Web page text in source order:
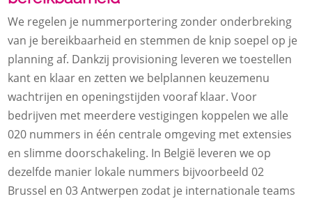
We regelen je nummerportering zonder onderbreking
van je bereikbaarheid en stemmen de knip soepel op je
planning af.​ Dankzij provisioning leveren we toestellen
kant en klaar en zetten we belplannen keuzemenu
wachtrijen en openingstijden vooraf klaar.​ Voor
bedrijven met meerdere vestigingen koppelen we alle
020 nummers in één centrale omgeving met extensies
en slimme doorschakeling.​ In België leveren we op
dezelfde manier lokale nummers bijvoorbeeld 02
Brussel en 03 Antwerpen zodat je internationale teams